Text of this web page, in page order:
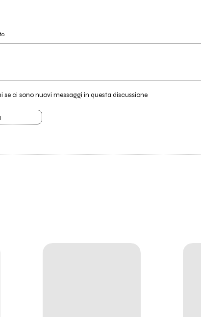
se ci sono nuovi messaggi in questa discussione